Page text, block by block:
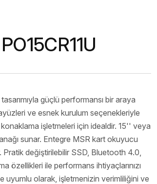
güçlü performansı bir araya
ve esnek kurulum seçenekleriyle
işletmeleri için idealdir. 15'' veya
sunar. Entegre MSR kart okuyucu
değiştirilebilir SSD, Bluetooth 4.0,
özellikleri ile performans ihtiyaçlarınızı
uyumlu olarak, işletmenizin verimliliğini ve